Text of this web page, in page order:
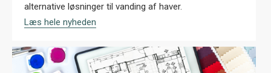
alternative løsninger til vanding af haver.
Læs hele nyheden